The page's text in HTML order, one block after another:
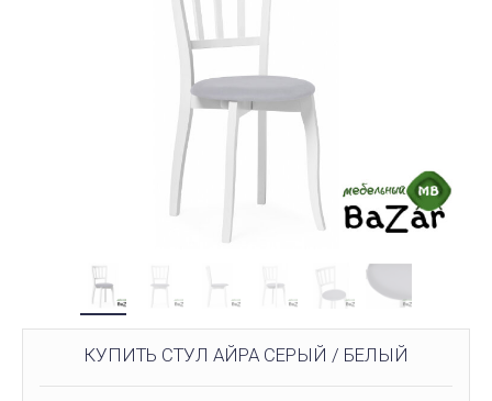
КУПИТЬ CТУЛ АЙРА СЕРЫЙ / БЕЛЫЙ